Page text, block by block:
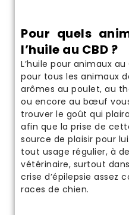
Pour quels
l’huile au CBD ?
L’huile pour animaux
pour tous les animaux
arômes au poulet, au
ou encore au bœuf
trouver le goût qui
afin que la prise de
source de plaisir pour
tout usage régulier, à
vétérinaire, surtout
crise d’épilepsie assez
races de chien.